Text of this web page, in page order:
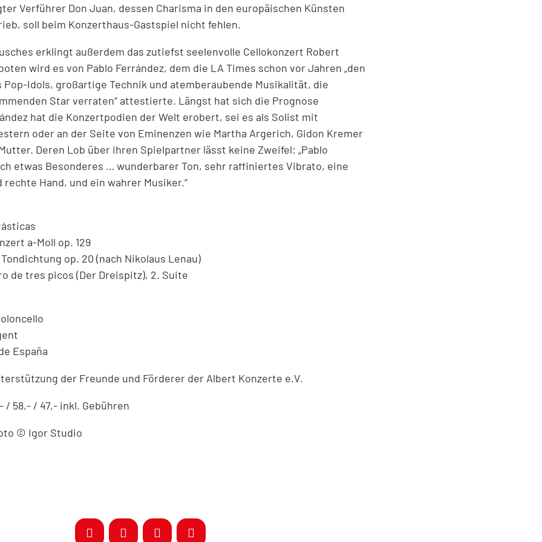
Verführer Don Juan, dessen Charisma in den europäischen Künsten
soll beim Konzerthaus-Gastspiel nicht fehlen.
erklingt außerdem das zutiefst seelenvolle Cellokonzert Robert
wird es von Pablo Ferrández, dem die LA Times schon vor Jahren „den
Pop-Idols, großartige Technik und atemberaubende Musikalität, die
Star verraten“ attestierte. Längst hat sich die Prognose
hat die Konzertpodien der Welt erobert, sei es als Solist mit
oder an der Seite von Eminenzen wie Martha Argerich, Gidon Kremer
Deren Lob über ihren Spielpartner lässt keine Zweifel: „Pablo
etwas Besonderes … wunderbarer Ton, sehr raffiniertes Vibrato, eine
Hand, und ein wahrer Musiker.“
a-Moll op. 129
op. 20 (nach Nikolaus Lenau)
de tres picos (Der Dreispitz), 2. Suite
España
der Freunde und Förderer der Albert Konzerte e.V.
/ 58,- / 47,- inkl. Gebühren
© Igor Studio